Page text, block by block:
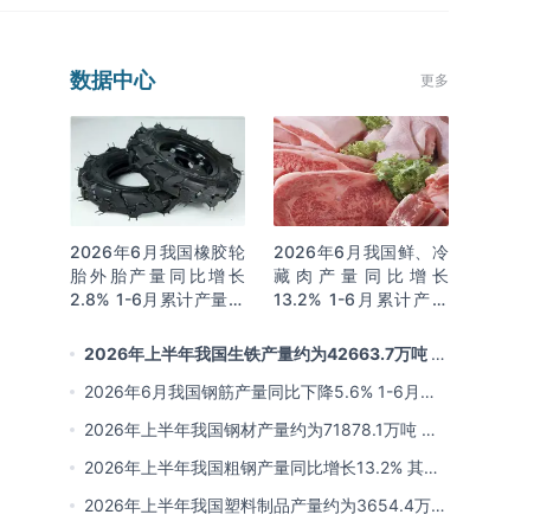
数据中心 更多
2026年6月我国橡胶轮
胎外胎产量同比增长
2.8% 1-6月累计产量同
2026年6月我国鲜、冷
藏肉产量同比增长
13.2% 1-6月累计产量
2026年上半年我国生铁产量约为42663.7万吨 同
比下降2.8% 其中河北产量占比22.7%排名第一
2026年6月我国钢筋产量同比下降5.6% 1-6月累
计产量同比下降10.7%
2026年上半年我国钢材产量约为71878.1万吨 同
比下降0.9% 其中河北以超亿吨产量排名第一
2026年上半年我国粗钢产量同比增长13.2% 其中
河北产量占比21.5%位居首位
2026年上半年我国塑料制品产量约为3654.4万吨